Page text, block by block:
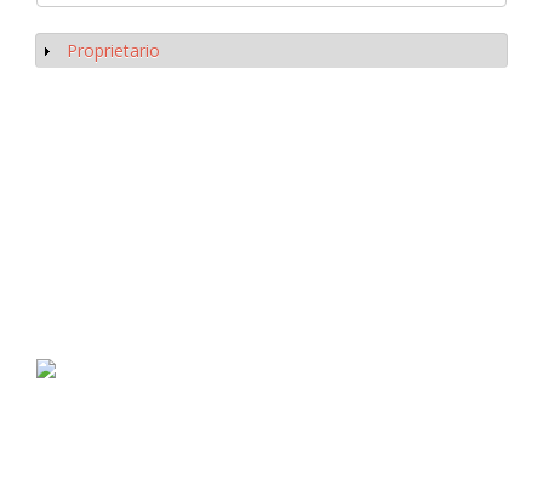
Mostrar
Proprietario